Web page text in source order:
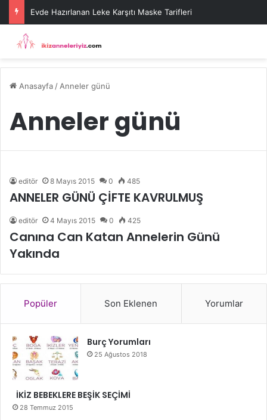
Evde Hazırlanan Leke Karşıtı Maske Tarifleri
Anasayfa / Anneler günü
Anneler günü
editör 8 Mayıs 2015 0 485
ANNELER GÜNÜ ÇİFTE KAVRULMUŞ
editör 4 Mayıs 2015 0 425
Canına Can Katan Annelerin Günü
Yakında
Popüler Son Eklenen Yorumlar
Burç Yorumları
25 Ağustos 2018
İKİZ BEBEKLERE BEŞİK SEÇİMİ
28 Temmuz 2015